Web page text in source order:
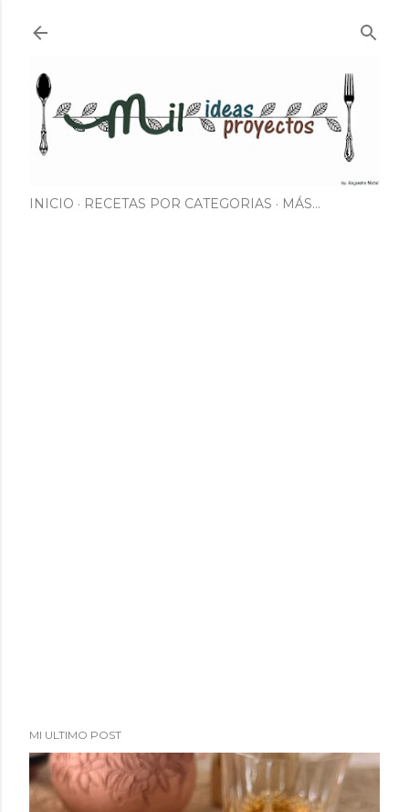
INICIO RECETAS POR CATEGORIAS MÁS…
MI ULTIMO POST